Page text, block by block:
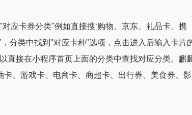
应卡券分类"例如直接搜‘购物、京东、礼品卡、携
分类中找到"对应卡种"选项，点击进入后输入卡片
直接在小程序首页上面的分类中查找对应分类。麒
、游戏卡、电商卡、商超卡、出行券、美食券、影